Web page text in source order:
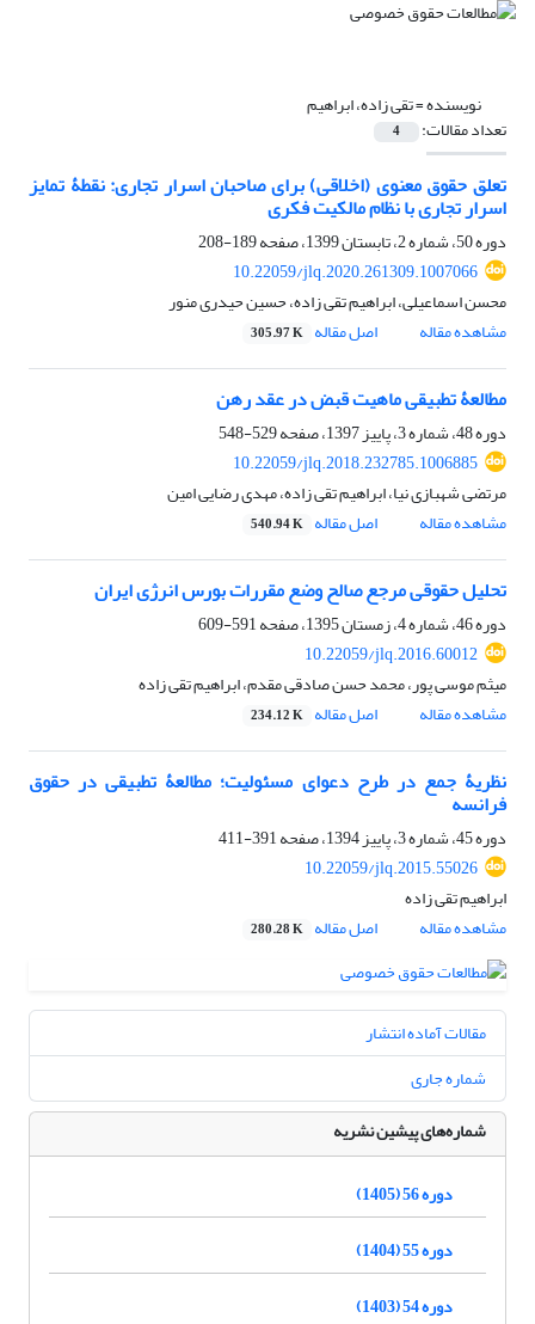
نویسنده =تقی زاده، ابراهیم
تعداد مقالات: 4
تعلق حقوق معنوی (اخلاقی) برای صاحبان اسرار تجاری: نقطۀ تمایز
اسرار تجاری با نظام مالکیت فکری
دوره 50، شماره 2، تابستان 1399، صفحه
189-208
10.22059/jlq.2020.261309.1007066
محسن اسماعیلی، ابراهیم تقی زاده، حسین حیدری منور
مشاهده مقاله
اصل مقاله 305.97 K
مطالعۀ تطبیقی ماهیت قبض در عقد رهن
دوره 48، شماره 3، پاییز 1397، صفحه
529-548
10.22059/jlq.2018.232785.1006885
مرتضی شهبازی نیا، ابراهیم تقی زاده، مهدی رضایی امین
مشاهده مقاله
اصل مقاله 540.94 K
تحلیل حقوقی مرجع صالح وضع مقررات بورس انرژی ایران
دوره 46، شماره 4، زمستان 1395، صفحه
591-609
10.22059/jlq.2016.60012
میثم موسی پور، محمد حسن صادقی مقدم، ابراهیم تقی زاده
مشاهده مقاله
اصل مقاله 234.12 K
نظریۀ جمع در طرح دعوای مسئولیت؛ مطالعۀ تطبیقی در حقوق
فرانسه
دوره 45، شماره 3، پاییز 1394، صفحه
391-411
10.22059/jlq.2015.55026
ابراهیم تقی زاده
مشاهده مقاله
اصل مقاله 280.28 K
مقالات آماده انتشار
شماره جاری
شماره‌های پیشین نشریه
دوره 56 (1405)
دوره 55 (1404)
دوره 54 (1403)